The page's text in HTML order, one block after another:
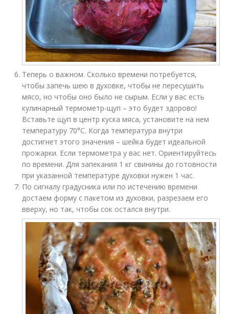
Теперь о важном. Сколько времени потребуется,
чтобы запечь шею в духовке, чтобы не пересушить
мясо, но чтобы оно было не сырым. Если у вас есть
кулинарный термометр-щуп – это будет здорово!
Вставьте щуп в центр куска мяса, установите на нем
температуру 70°С. Когда температура внутри
достигнет этого значения – шейка будет идеальной
прожарки. Если термометра у вас нет. Ориентируйтесь
по времени. Для запекания 1 кг свинины до готовности
при указанной температуре духовки нужен 1 час.
По сигналу градусника или по истечению времени
достаем форму с пакетом из духовки, разрезаем его
вверху, но так, чтобы сок остался внутри.